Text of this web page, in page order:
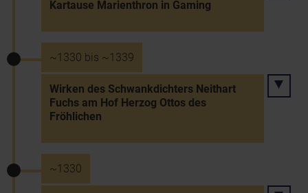
Kartause Marienthron in Gaming
~1330 bis ~1339
Wirken des Schwankdichters Neithart
Fuchs am Hof Herzog Ottos des
Fröhlichen
~1330